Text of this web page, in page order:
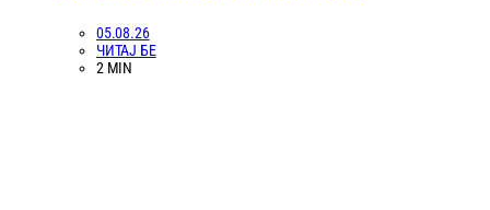
05.08.26
ЧИТАЈ БЕ
2 MIN